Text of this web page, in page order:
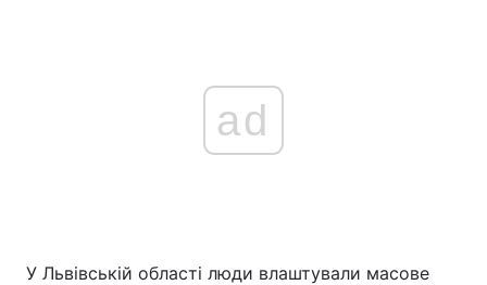
ad
У Львівській області люди влаштували масове